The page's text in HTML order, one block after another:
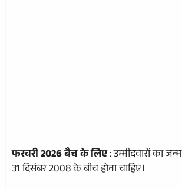
फरवरी 2026 बैच के लिए: उम्मीदवारों का
31 दिसंबर 2008 के बीच होना चाहिए।